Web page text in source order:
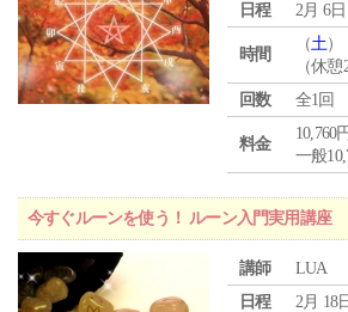
日程
2月 6日
時間
（土）
（休
回数
全1回
料金
10,760
一般
今すぐルーンを使う！ ルーン入門実用講座
講師
LUA
日程
2月 18